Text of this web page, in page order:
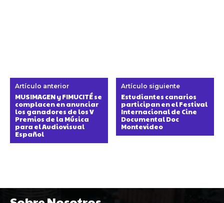
Artículo anterior
MUSIMAGEN y FIMUCITÉ se
complacen en anunciar
los ganadores de los V
Premios de la Música
para el Audiovisual
Español
Artículo siguiente
Estudiantes canarios
participan en el Festival
Internacional de Cine
Documental Doc
Montevideo